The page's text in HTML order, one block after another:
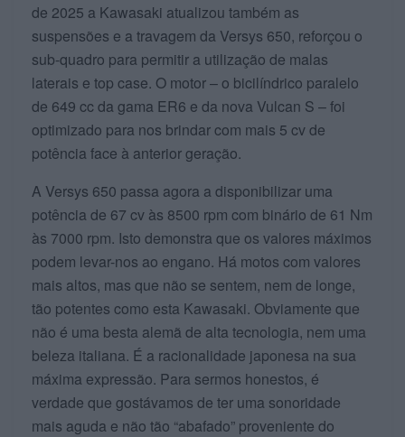
de 2025 a Kawasaki atualizou também as
suspensões e a travagem da Versys 650, reforçou o
sub-quadro para permitir a utilização de malas
laterais e top case. O motor – o bicilíndrico paralelo
de 649 cc da gama ER6 e da nova Vulcan S – foi
optimizado para nos brindar com mais 5 cv de
potência face à anterior geração.
A Versys 650 passa agora a disponibilizar uma
potência de 67 cv às 8500 rpm com binário de 61 Nm
às 7000 rpm. Isto demonstra que os valores máximos
podem levar-nos ao engano. Há motos com valores
mais altos, mas que não se sentem, nem de longe,
tão potentes como esta Kawasaki. Obviamente que
não é uma besta alemã de alta tecnologia, nem uma
beleza italiana. É a racionalidade japonesa na sua
máxima expressão. Para sermos honestos, é
verdade que gostávamos de ter uma sonoridade
mais aguda e não tão “abafado” proveniente do